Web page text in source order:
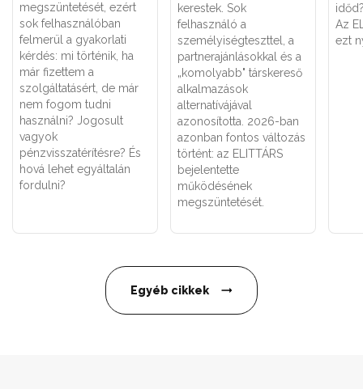
megszüntetését, ezért
sok felhasználóban
felmerül a gyakorlati
kérdés: mi történik, ha
már fizettem a
szolgáltatásért, de már
nem fogom tudni
használni? Jogosult
vagyok
pénzvisszatérítésre? És
hová lehet egyáltalán
fordulni?
kerestek. Sok
felhasználó a
személyiségteszttel, a
partnerajánlásokkal és a
„komolyabb" társkereső
alkalmazások
alternatívájával
azonosította. 2026-ban
azonban fontos változás
történt: az ELITTÁRS
bejelentette
működésének
megszüntetését.
Az
ezt
Egyéb cikkek